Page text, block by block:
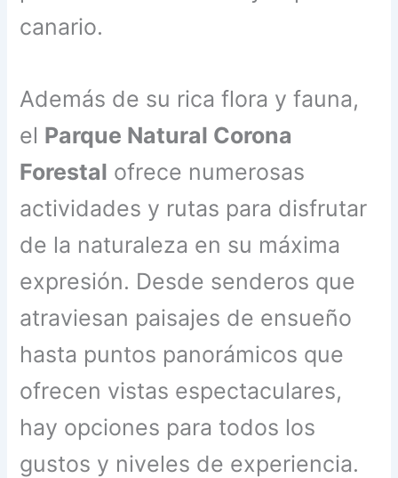
canario.
Además de su rica flora y fauna,
el Parque Natural Corona
Forestal ofrece numerosas
actividades y rutas para disfrutar
de la naturaleza en su máxima
expresión. Desde senderos que
atraviesan paisajes de ensueño
hasta puntos panorámicos que
ofrecen vistas espectaculares,
hay opciones para todos los
gustos y niveles de experiencia.